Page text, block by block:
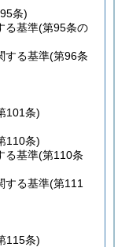
条)
る基準(第95条の
する基準(第96条
101条)
110条)
る基準(第110条
する基準(第111
115条)